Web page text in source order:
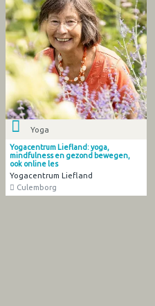
Yoga
Yogacentrum Liefland: yoga,
mindfulness en gezond bewegen,
ook online les
Yogacentrum Liefland
Culemborg